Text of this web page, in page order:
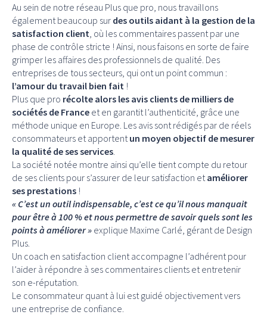
Au sein de notre réseau Plus que pro, nous travaillons
également beaucoup sur des outils aidant à la gestion de la
satisfaction client , où les commentaires passent par une
phase de contrôle stricte ! Ainsi, nous faisons en sorte de faire
grimper les affaires des professionnels de qualité. Des
entreprises de tous secteurs, qui ont un point commun :
l’amour du travail bien fait !
Plus que pro récolte alors les avis clients de milliers de
sociétés de France et en garantit l’authenticité, grâce une
méthode unique en Europe. Les avis sont rédigés par de réels
consommateurs et apportent un moyen objectif de mesurer
la qualité de ses services
La société notée montre ainsi qu’elle tient compte du retour
de ses clients pour s’assurer de leur satisfaction et améliorer
ses prestations !
« C’est un outil indispensable, c’est ce qu’il nous manquait
pour être à 100 % et nous permettre de savoir quels sont les
points à améliorer » explique Maxime Carlé, gérant de Design
Plus.
Un coach en satisfaction client accompagne l’adhérent pour
l’aider à répondre à ses commentaires clients et entretenir
son e-réputation.
Le consommateur quant à lui est guidé objectivement vers
une entreprise de confiance.